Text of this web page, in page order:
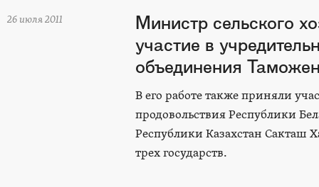
26 июля 2011
Министр сельского
участие в
объединения
В его работе также приняли
продовольствия Республики
Республики Казахстан Сакташ
трех государств.